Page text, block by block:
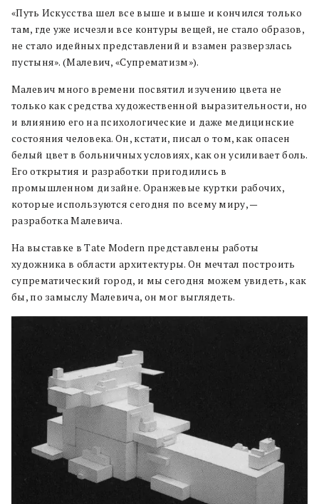
«Путь Искусства шел все выше и выше и кончился только
там, где уже исчезли все контуры вещей, не стало образов,
не стало идейных представлений и взамен разверзлась
пустыня». (Малевич, «Супрематизм»).
Малевич много времени посвятил изучению цвета не
только как средства художественной выразительности, но
и влиянию его на психологические и даже медицинские
состояния человека. Он, кстати, писал о том, как опасен
белый цвет в больничных условиях, как он усиливает боль.
Его открытия и разработки пригодились в
промышленном дизайне. Оранжевые куртки рабочих,
которые используются сегодня по всему миру, —
разработка Малевича.
На выставке в Tate Modern представлены работы
художника в области архитектуры. Он мечтал построить
супрематический город, и мы сегодня можем увидеть, как
бы, по замыслу Малевича, он мог выглядеть.